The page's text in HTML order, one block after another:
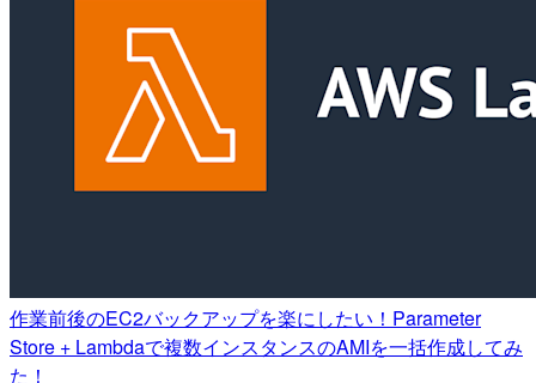
作業前後のEC2バックアップを楽にしたい！Parameter
Store + Lambdaで複数インスタンスのAMIを一括作成してみ
た！